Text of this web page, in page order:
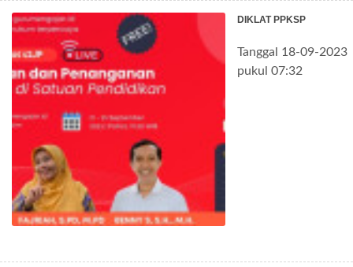
DIKLAT PPKSP
Tanggal 18-09-2023
pukul 07:32